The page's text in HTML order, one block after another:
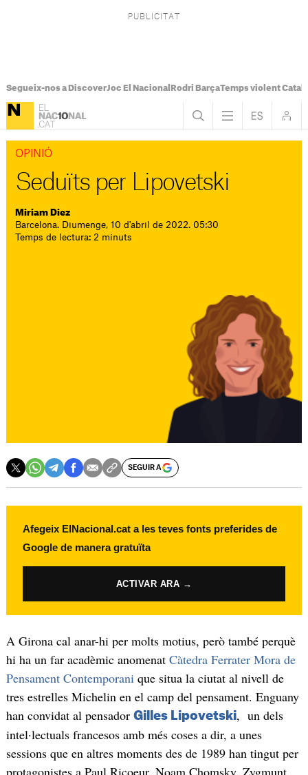
Segueix-nos a DiscoverJoc El Nacional Rodri BarçaTemps violent
OPINIÓ
Seduïts per Lipovetski
Miriam Diez
Barcelona. Diumenge, 10 d'abril de 2022. 05:30
Temps de lectura: 2 minuts
SEGUIR A
Afegeix ElNacional.cat a les teves fonts preferides de
Google de manera gratuïta
ACTIVAR ARA →
A Girona cal anar-hi per molts motius, però també perquè
hi ha un far acadèmic anomenat Càtedra Ferrater Mora de
Pensament Contemporanique situa la ciutat al nivell de
tres estrelles Michelin en el camp del pensament. Enguany
han convidat al pensador Gilles Lipovetski, un dels
intel·lectuals francesos amb més coses a dir, a unes
sessions que en altres moments des de 1989 han tingut per
protagonistes a Paul Ricoeur, Noam Chomsky, Zygmunt